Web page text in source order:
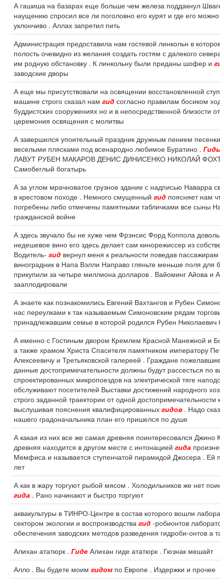
А гашиша на базарах еще больше чем железа поддакнул
наущению спросил все ли поголовно его курят и где его
уклончиво . Аллах запретил пить
Администрация предоставила нам гостевой линкольн в
полость очевидно из желания создать гостям с далекого
им родную обстановку . К линкольну были приданы шофер и
заводские дворы
А еще мы присутствовали на освящении восстановленной
машине строго сказал нам гид согласно правилам босиком
буддистских сооружениях но и в непосредственной близости
церемония освящения с молитвы
А завершился упоительный праздник дружным пением
веселыми плясками под всенародно любимое Буратино .
ЛАВУТ РУБЕН МАКАРОВ ДЕНИС ДИНИСЕНКО НИКОЛАЙ
Самобеглый богатырь
А за углом мрачноватое грузное здание с надписью Наварра
в крестовом походе . Немного смущенный гид поясняет нам
погребены либо отмечены памятными табличками все сыны
гражданской войне
А здесь звучало бы не хуже чем Фрэнсис Форд Коппола
недешевое вино его здесь делает сам кинорежиссер из
Водитель- гид вернул меня к реальности поведав пассажирам
виноградник в Напа Вэлли Направо гляньте меньше поля для
прикупили за четыре миллиона долларов . Вайоминг Айова и
зааплодировали
А знаете как познакомились Евгений Вахтангов и Рубен
нас переулками к так называемым Симоновским рядам
принадлежавшим семье в которой родился Рубен
А именно с Гостиным двором Кремлем Красной Манежной и
а также храмом Христа Спасителя памятником императору
Алексеевичу и Третьяковской галереей . Граждане
данные достопримечательности должны будут рассесться по
спроектированных микропоездов на электрической тяге
обслуживают посетителей Выставки достижений народного
строго заданной траектории от одной достопримечательности
выслушивая пояснения квалифицированных гидов . Надо
нашего градоначальника план его пришелся по душе
А какая из них все же самая древняя поинтересовался Джино
древняя находится в другом месте с интонацией гида
Мемфиса и называется ступенчатой пирамидой Джосера . Ей
лет
А как в жару торгуют рыбой мясом . Холодильников же нет
гида . Рано начинают и быстро торгуют
аквакультуры в ТИНРО-Центре в состав которого вошли
сектором экологии и воспроизводства гид -робионтов
обеспечения заводских методов разведения гидроби-онтов а
Алихан ататюрк . Гиде Алихан гиде ататюрк . Гюзнак мешайт
Алло . Вы будете моим гидом по Европе . Издержки и прочее